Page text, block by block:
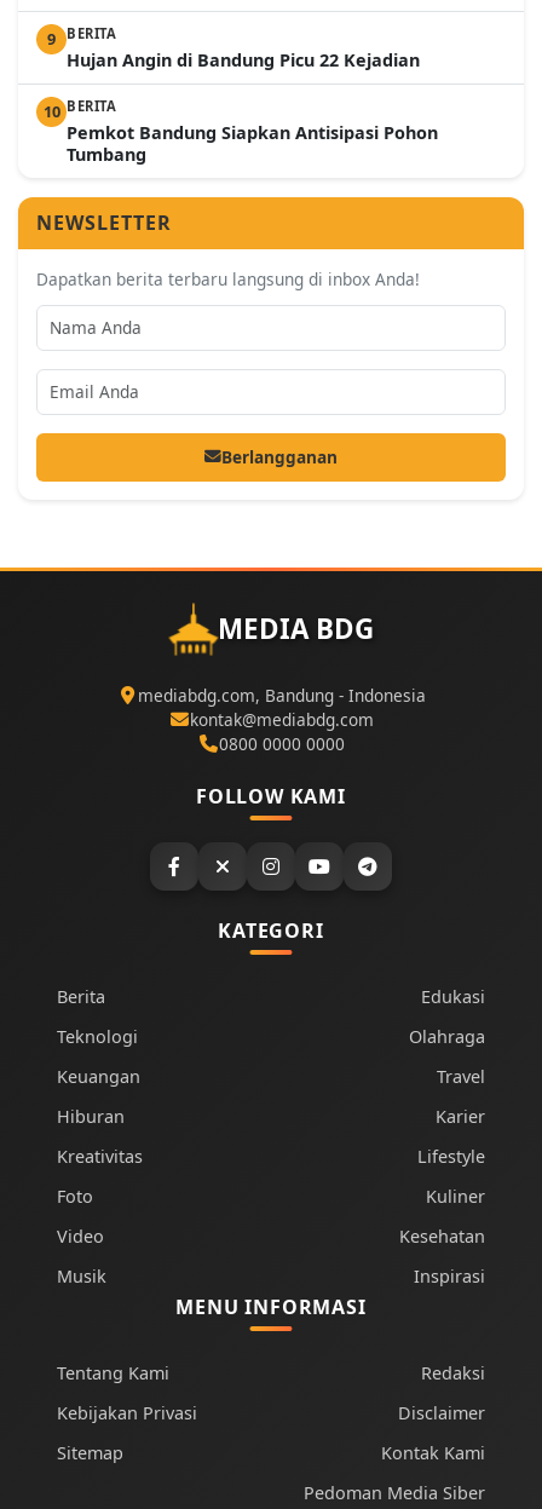
9 BERITA
Hujan Angin di Bandung Picu 22 Kejadian
10 BERITA
Pemkot Bandung Siapkan Antisipasi Pohon
Tumbang
NEWSLETTER
Dapatkan berita terbaru langsung di inbox Anda!
Berlangganan
MEDIA BDG
mediabdg.com, Bandung - Indonesia
kontak@mediabdg.com
0800 0000 0000
FOLLOW KAMI
KATEGORI
Berita
Teknologi
Keuangan
Hiburan
Kreativitas
Foto
Video
Musik
Edukasi
Olahraga
Travel
Karier
Lifestyle
Kuliner
Kesehatan
Inspirasi
MENU INFORMASI
Tentang Kami
Kebijakan Privasi
Sitemap
Redaksi
Disclaimer
Kontak Kami
Pedoman Media Siber